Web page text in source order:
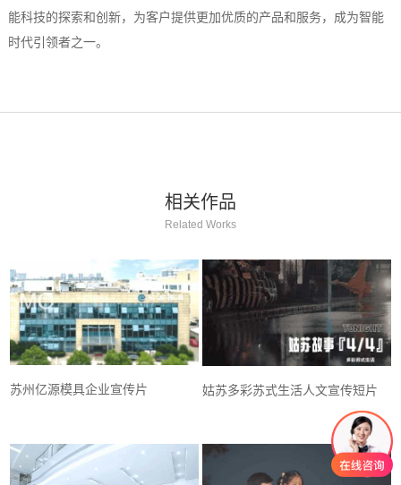
能科技的探索和创新，为客户提供更加优质的产品和服务，成为智能
时代引领者之一。
相关作品
Related Works
苏州亿源模具企业宣传片 姑苏多彩苏式生活人文宣传短片